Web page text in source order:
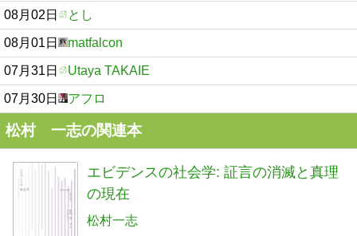
08月02日 とし
08月01日 matfalcon
07月31日 Utaya TAKAIE
07月30日 アフロ
松村 一志の関連本
エビデンスの社会学: 証言の消滅と真理
の現在
松村一志